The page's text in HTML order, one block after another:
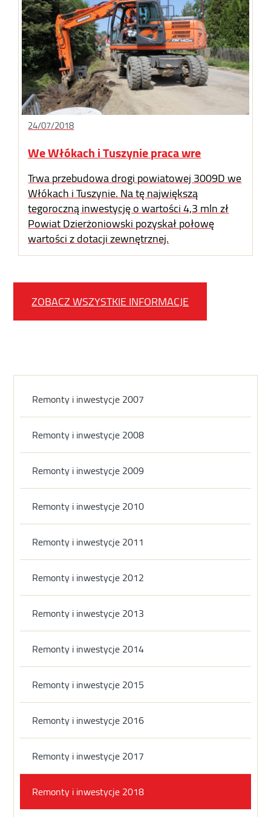
24/07/2018
We Włókach i Tuszynie praca wre
Trwa przebudowa drogi powiatowej 3009D we
Włókach i Tuszynie. Na tę największą
tegoroczną inwestycję o wartości 4,3 mln zł
Powiat Dzierżoniowski pozyskał połowę
wartości z dotacji zewnętrznej.
ZOBACZ WSZYSTKIE INFORMACJE
Remonty i inwestycje 2007
Remonty i inwestycje 2008
Remonty i inwestycje 2009
Remonty i inwestycje 2010
Remonty i inwestycje 2011
Remonty i inwestycje 2012
Remonty i inwestycje 2013
Remonty i inwestycje 2014
Remonty i inwestycje 2015
Remonty i inwestycje 2016
Remonty i inwestycje 2017
Remonty i inwestycje 2018